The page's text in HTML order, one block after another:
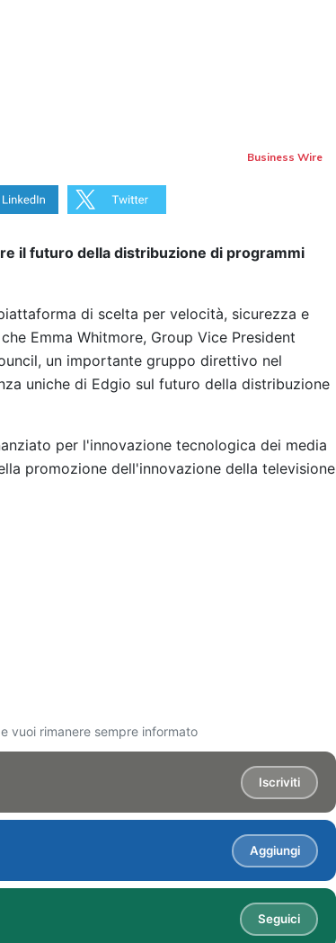
Business Wire
il futuro della distribuzione di programmi
di scelta per velocità, sicurezza e
Emma Whitmore, Group Vice President
un importante gruppo direttivo nel
uniche di Edgio sul futuro della distribuzione
per l'innovazione tecnologica dei media
promozione dell'innovazione della televisione
vuoi rimanere sempre informato
Iscriviti
Aggiungi
Seguici